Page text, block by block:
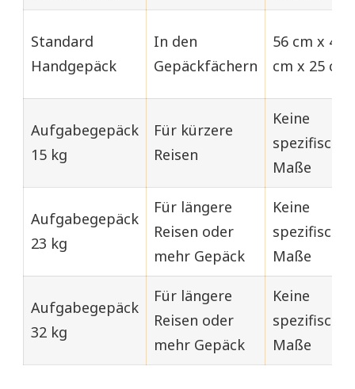
Standard
Handgepäck
In den
Gepäckfächern
56 cm x 45
cm x 25 cm
Aufgabegepäck
15 kg
Für kürzere
Reisen
Keine
Maße
Aufgabegepäck
23 kg
Für längere
Reisen oder
mehr Gepäck
Keine
Maße
Aufgabegepäck
32 kg
Für längere
Reisen oder
mehr Gepäck
Keine
Maße